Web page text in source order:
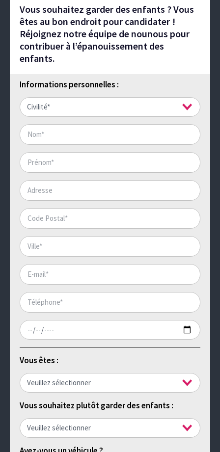
Vous souhaitez garder des enfants ? Vous
êtes au bon endroit pour candidater !
Réjoignez notre équipe de nounous pour
contribuer à l’épanouissement des
enfants.
Informations personnelles :
Vous êtes :
Vous souhaitez plutôt garder des enfants :